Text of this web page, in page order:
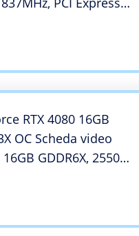
bit, 3x DP v1.4a, HDMI
RTX 4080 16GB
OC Scheda video
GDDR6X, 2550
Gen 4, 256-bit,